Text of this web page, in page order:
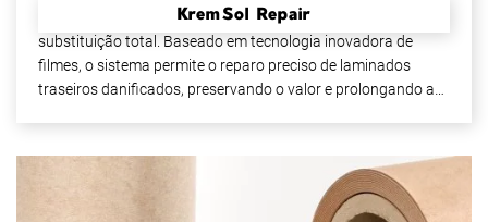
KremSol Repair
Mais eficiente, econômico e sustentável do que a
substituição total. Baseado em tecnologia inovadora de
filmes, o sistema permite o reparo preciso de laminados
traseiros danificados, preservando o valor e prolongando a